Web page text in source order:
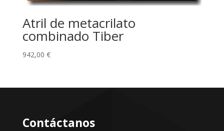
Atril de metacrilato
combinado Tiber
942,00 €
Contáctanos